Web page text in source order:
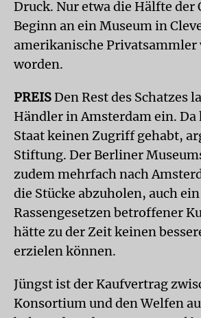
Druck. Nur etwa die Hälfte der
Beginn an ein Museum in
amerikanische Privatsammler
worden.
PREISDen Rest des Schatzes
Händler in Amsterdam ein. Da
Staat keinen Zugriff gehabt,
Stiftung. Der Berliner
zudem mehrfach nach
die Stücke abzuholen, auch
Rassengesetzen betroffener
hätte zu der Zeit keinen
erzielen können.
Jüngst ist der Kaufvertrag
Konsortium und den Welfen